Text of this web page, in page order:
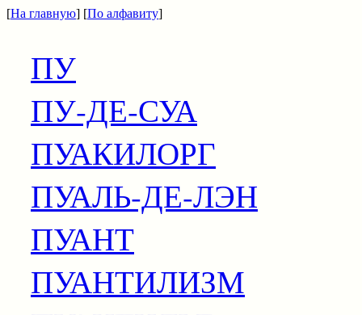
[На главную] [По алфавиту]
ПУ
ПУ-ДЕ-СУА
ПУАКИЛОРГ
ПУАЛЬ-ДЕ-ЛЭН
ПУАНТ
ПУАНТИЛИЗМ